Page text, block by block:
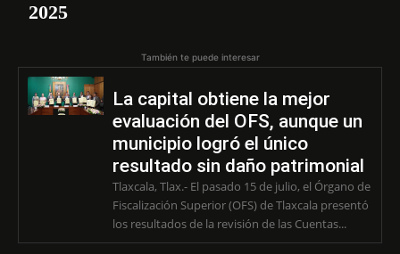
2025
También te puede interesar
La capital obtiene la mejor
evaluación del OFS, aunque un
municipio logró el único
resultado sin daño patrimonial
Tlaxcala, Tlax.- El pasado 15 de julio, el Órgano de
Fiscalización Superior (OFS) de Tlaxcala presentó
los resultados de la revisión de las Cuentas...